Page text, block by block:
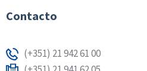
Contacto
(+351) 21 942 61 00